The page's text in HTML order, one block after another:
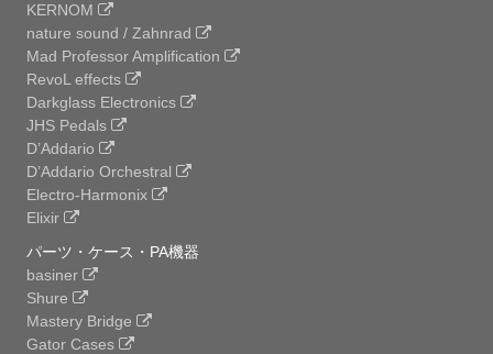
KERNOM
nature sound / Zahnrad
Mad Professor Amplification
RevoL effects
Darkglass Electronics
JHS Pedals
D’Addario
D’Addario Orchestral
Electro-Harmonix
Elixir
パーツ・ケース・PA機器
basiner
Shure
Mastery Bridge
Gator Cases